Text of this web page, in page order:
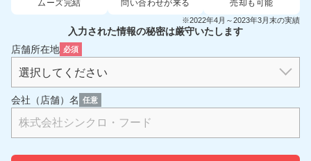
ムーズ完結
問い合わせが来る
売却も可能
※2022年4月～2023年3月末の実績
入力された情報の秘密は厳守いたします
店舗所在地 必須
会社（店舗）名 任意